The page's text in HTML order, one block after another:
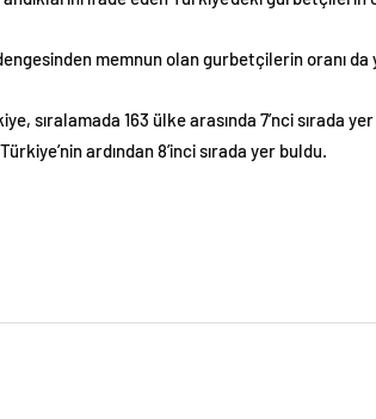
memnun olan gurbetçilerin oranı
sıralamada 163 ülke arasında 7’nci
ardından 8’inci sırada yer buldu.